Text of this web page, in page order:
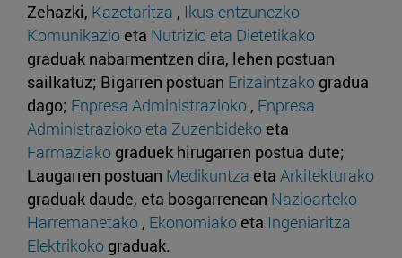
Zehazki, Kazetaritza , Ikus-entzunezko
Komunikazio eta Nutrizio eta Dietetikako
graduak nabarmentzen dira, lehen postuan
sailkatuz; Bigarren postuan Erizaintzako gradua
dago; Enpresa Administrazioko , Enpresa
Administrazioko eta Zuzenbideko eta
Farmaziako graduek hirugarren postua dute;
Laugarren postuan Medikuntza eta Arkitekturako
graduak daude, eta bosgarrenean Nazioarteko
Harremanetako , Ekonomiako eta Ingeniaritza
Elektrikoko graduak.